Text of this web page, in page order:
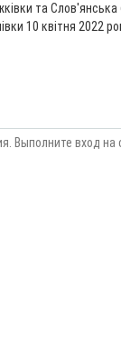
та
10 квітня 2022
Выполните вход на